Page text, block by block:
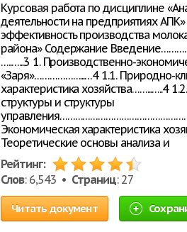
Курсовая работа по дисциплине
деятельности на предприятиях
эффективность производства
района» Содержание
…..…...3 1. Производственно-
«Заря»………………...…4 1.1. Природно-
характеристика хозяйства……...…..4
структуры и структуры
Экономическая характеристика
Теоретические основы анализа и
Рейтинг:
Слов: 6,543 • Страниц: 27
Читать документ